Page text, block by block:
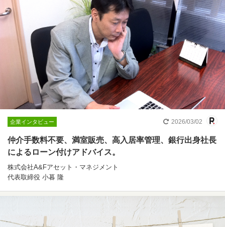
企業インタビュー 2026/03/02
仲介手数料不要、満室販売、高入居率管理、銀行出身社長
によるローン付けアドバイス。
株式会社A&Fアセット・マネジメント
代表取締役 小暮 隆